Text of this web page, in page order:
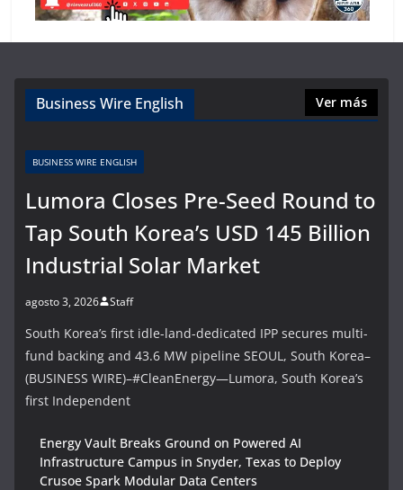
Business Wire English Ver más
BUSINESS WIRE ENGLISH
Lumora Closes Pre-Seed Round to
Tap South Korea’s USD 145 Billion
Industrial Solar Market
agosto 3, 2026 Staff
South Korea’s first idle-land-dedicated IPP secures multi-
fund backing and 43.6 MW pipeline SEOUL, South Korea–
(BUSINESS WIRE)–#CleanEnergy—Lumora, South Korea’s
first Independent
Energy Vault Breaks Ground on Powered AI
Infrastructure Campus in Snyder, Texas to Deploy
Crusoe Spark Modular Data Centers